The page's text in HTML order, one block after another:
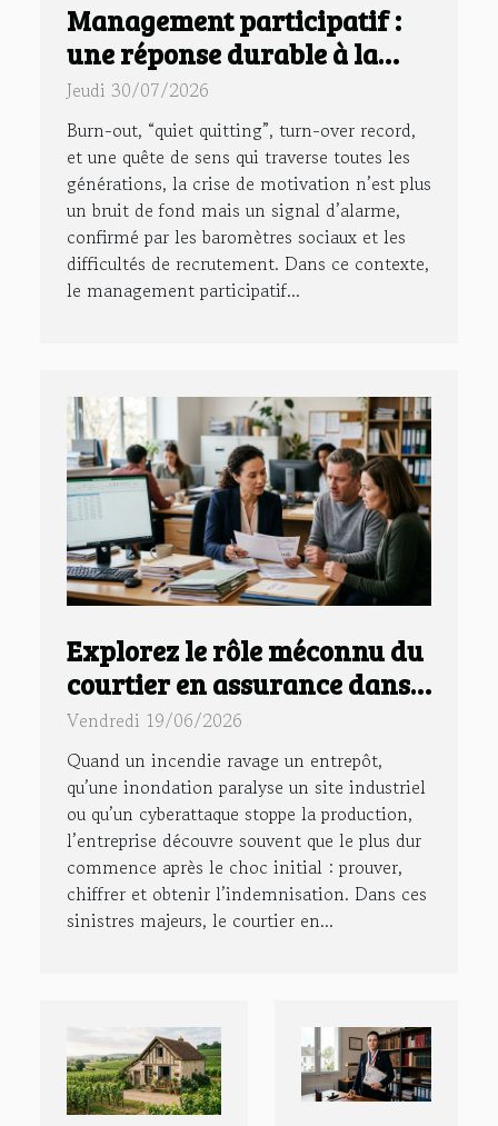
Management participatif :
une réponse durable à la
crise de motivation en
entreprise
Jeudi 30/07/2026
Burn-out, “quiet quitting”, turn-over record,
et une quête de sens qui traverse toutes les
générations, la crise de motivation n’est plus
un bruit de fond mais un signal d’alarme,
confirmé par les baromètres sociaux et les
difficultés de recrutement. Dans ce contexte,
le management participatif...
Explorez le rôle méconnu du
courtier en assurance dans
la gestion des sinistres
majeurs
Vendredi 19/06/2026
Quand un incendie ravage un entrepôt,
qu’une inondation paralyse un site industriel
ou qu’un cyberattaque stoppe la production,
l’entreprise découvre souvent que le plus dur
commence après le choc initial : prouver,
chiffrer et obtenir l’indemnisation. Dans ces
sinistres majeurs, le courtier en...